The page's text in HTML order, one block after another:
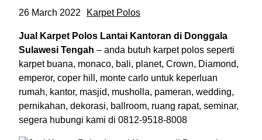
26 March 2022 Karpet Polos
Jual Karpet Polos Lantai Kantoran di Donggala
Sulawesi Tengah – anda butuh karpet polos seperti
karpet buana, monaco, bali, planet, Crown, Diamond,
emperor, coper hill, monte carlo untuk keperluan
rumah, kantor, masjid, musholla, pameran, wedding,
pernikahan, dekorasi, ballroom, ruang rapat, seminar,
segera hubungi kami di 0812-9518-8008